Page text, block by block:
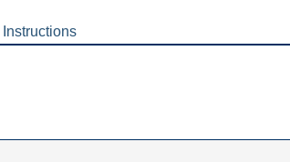
Instructions